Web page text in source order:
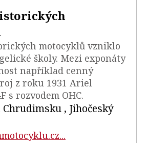
motocyklů vzniklo
školy. Mezi exponáty
například cenný
z roku 1931 Ariel
s rozvodem OHC.
, Jihočeský